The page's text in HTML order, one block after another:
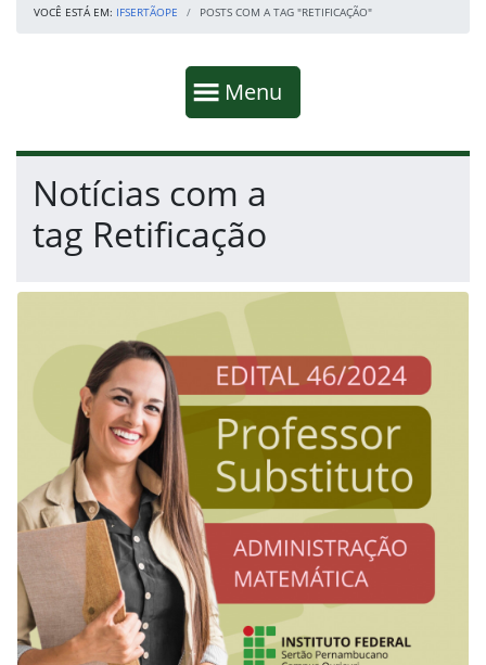
VOCÊ ESTÁ EM: IFSERTÃOPE POSTS COM A TAG "RETIFICAÇÃO"
Mostrar
Menu
Fim da navegação
Início do conteúdo
Notícias com a
tag Retificação